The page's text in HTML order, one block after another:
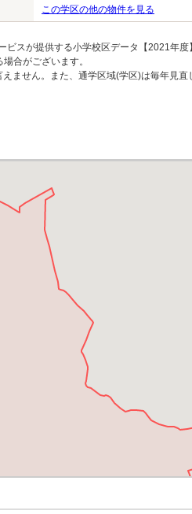
この学区の他の物件を見る
ビスが提供する小学校区データ【2021年度
合がございます。
ません。また、通学区域(学区)は毎年見直